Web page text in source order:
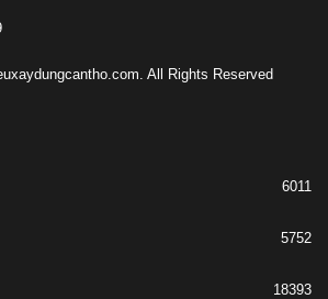
All Rights Reserved
6011
5752
18393